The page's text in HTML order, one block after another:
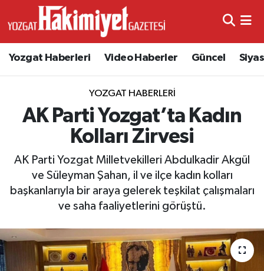
Yozgat Haberleri Video Haberler Güncel
YOZGAT HABERLERI
AK Parti Yozgat’ta Kadın
Kolları Zirvesi
AK Parti Yozgat Milletvekilleri Abdulkadir Akgül
ve Süleyman Şahan, il ve ilçe kadın kolları
başkanlarıyla bir araya gelerek teşkilat çalışmaları
ve saha faaliyetlerini görüştü.